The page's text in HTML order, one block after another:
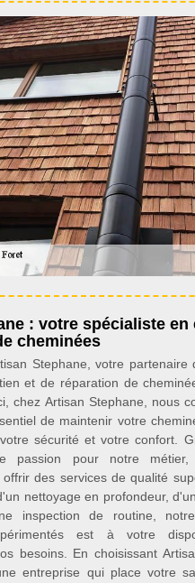
: votre spécialiste en
cheminées
Stephane, votre partenaire
et de réparation de
chez Artisan Stephane, nous
de maintenir votre
sécurité et votre confort.
passion pour notre
des services de qualité
nettoyage en profondeur,
inspection de routine,
est à votre
besoins. En choisissant
entreprise qui place votre